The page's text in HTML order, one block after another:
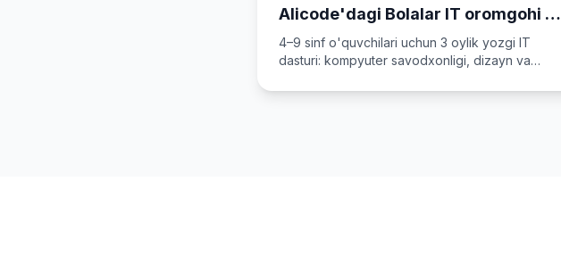
Alicode'dagi Bolalar IT oromgohi —
yoshlar va ota-onalar uchun
4–9 sinf o'quvchilari uchun 3 oylik yozgi IT
dasturi: kompyuter savodxonligi, dizayn va
akademiyada o'tkazish arziydi?